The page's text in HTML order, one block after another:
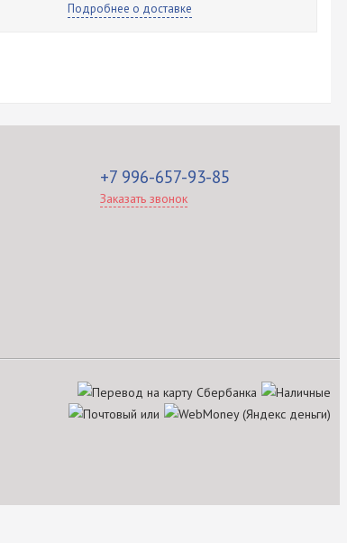
Подробнее о доставке
+7 996-657-93-85
Заказать звонок